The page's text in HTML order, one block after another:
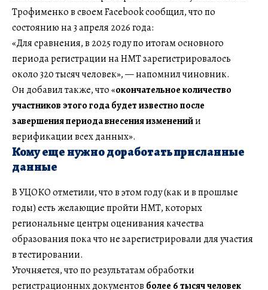
Трофименко в своем Facebook сообщил, что по
состоянию на 3 апреля 2026 года:
«Для сравнения, в 2025 году по итогам основного
периода регистрации на НМТ зарегистрировалось
около 320 тысяч человек», — напомнил чиновник.
Он добавил также, что «окончательное количество
участников этого года будет известно после
завершения периода внесения измененийи
верификации всех данных».
Кому еще нужно доработать присланные
данные
В УЦОКО отметили, что в этом году (как и в прошлые
годы) есть желающие пройти НМТ, которых
региональные центры оценивания качества
образования пока что не зарегистрировали для участия
в тестировании.
Уточняется, что по результатам обработки
регистрационных документов более 6 тысяч человек